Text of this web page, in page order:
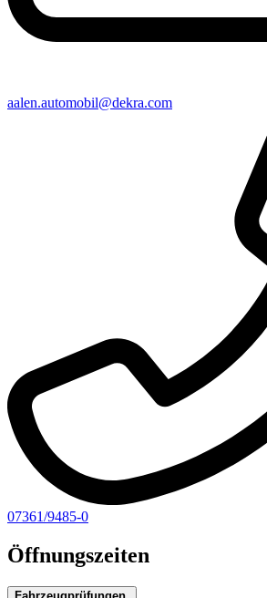
aalen​.automobil@​dekra.com
07361/9485-0
Öffnungszeiten